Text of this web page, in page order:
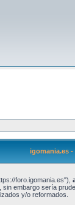
igomania.es -
foro.igomania.es"),
embargo sería
y/o reformados.